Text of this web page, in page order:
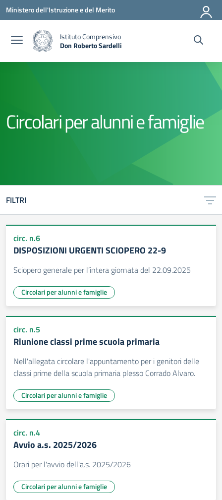
Vai ai contenuti
Vai al menu di navigazione
Vai al footer
Ministero dell'Istruzione e del Merito
Istituto Comprensivo
Don Roberto Sardelli
Circolari per alunni e famiglie
FILTRI
circ. n.6
DISPOSIZIONI URGENTI SCIOPERO 22-9
Sciopero generale per l’intera giornata del 22.09.2025
Circolari per alunni e famiglie
circ. n.5
Riunione classi prime scuola primaria
Nell'allegata circolare l'appuntamento per i genitori delle
classi prime della scuola primaria plesso Corrado Alvaro.
Circolari per alunni e famiglie
circ. n.4
Avvio a.s. 2025/2026
Orari per l'avvio dell'a.s. 2025/2026
Circolari per alunni e famiglie